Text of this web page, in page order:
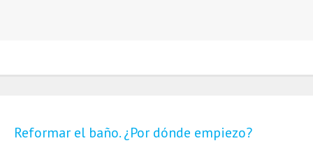
Reformar el baño. ¿Por dónde empiezo?